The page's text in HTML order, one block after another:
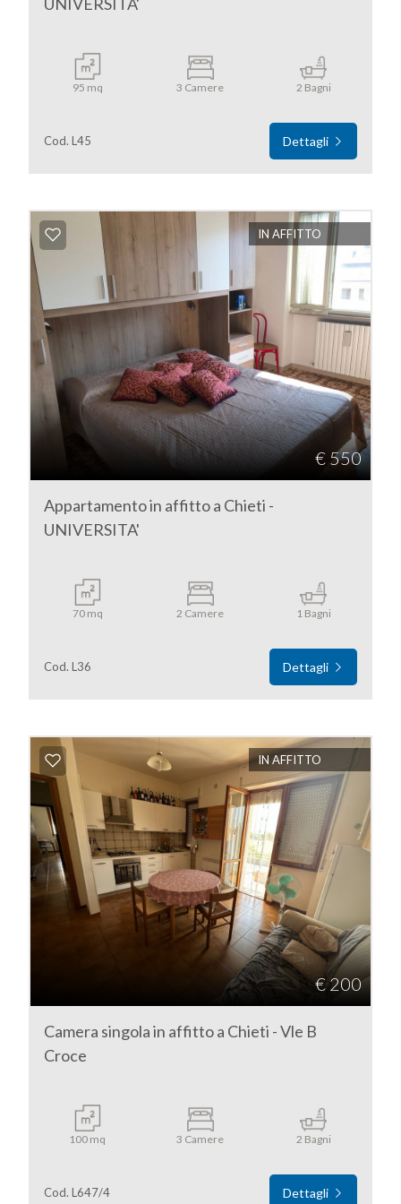
95 mq 3 Camere 2 Bagni
Cod. L45 Dettagli
IN AFFITTO
€ 550
Appartamento in affitto a Chieti -
UNIVERSITA'
70 mq 2 Camere 1 Bagni
Cod. L36 Dettagli
IN AFFITTO
€ 200
Camera singola in affitto a Chieti - Vle B
Croce
100 mq 3 Camere 2 Bagni
Cod. L647/4 Dettagli